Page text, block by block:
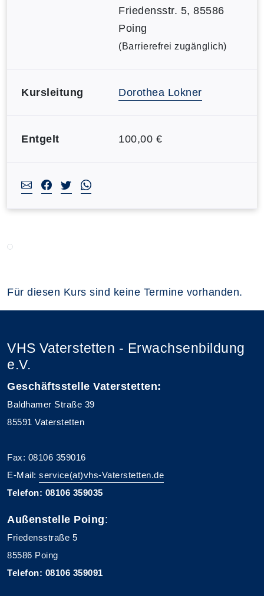
Friedensstr. 5, 85586
Poing
(Barrierefrei zugänglich)
Kursleitung Dorothea Lokner
Entgelt 100,00 €
Für diesen Kurs sind keine Termine vorhanden.
VHS Vaterstetten - Erwachsenbildung
e.V.
Geschäftsstelle Vaterstetten:
Baldhamer Straße 39
85591 Vaterstetten
Fax: 08106 359016
E-Mail: service(at)vhs-Vaterstetten.de
Telefon: 08106 359035
Außenstelle Poing:
Friedensstraße 5
85586 Poing
Telefon: 08106 359091